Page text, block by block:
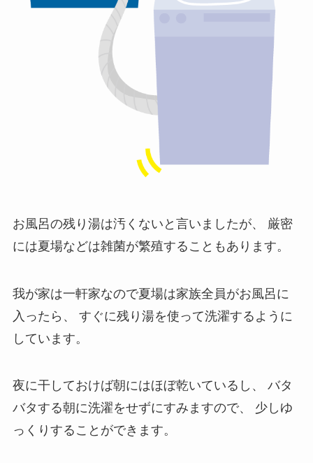
お風呂の残り湯は汚くないと言いましたが、
厳密
には夏場などは雑菌が繁殖することもあります。
我が家は一軒家なので夏場は家族全員がお風呂に
入ったら、
すぐに残り湯を使って洗濯するように
しています。
夜に干しておけば朝にはほぼ乾いているし、
バタ
バタする朝に洗濯をせずにすみますので、
少しゆ
っくりすることができます。